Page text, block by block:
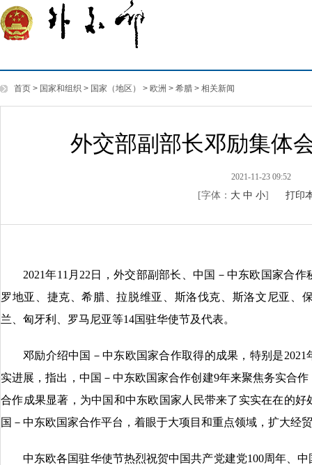
首页 > 国家和组织 > 国家（地区） > 欧洲 > 希腊 > 相关新闻
外交部副部长邓励集体
2021-11-23 09:52
[字体： 大 中 小] 打印
2021年11月22日，外交部副部长、中国－中东欧国家合
罗地亚、捷克、希腊、拉脱维亚、斯洛伐克、斯洛文尼亚、
兰、匈牙利、罗马尼亚等14国驻华使节及代表。
邓励介绍中国－中东欧国家合作取得的成果，特别是
实进展，指出，中国－中东欧国家合作创建9年来聚焦务实合
合作成果显著，为中国和中东欧国家人民带来了实实在在的
国－中东欧国家合作平台，着眼于大项目和重点领域，扩大经
中东欧各国驻华使节热烈祝贺中国共产党建党100周年、